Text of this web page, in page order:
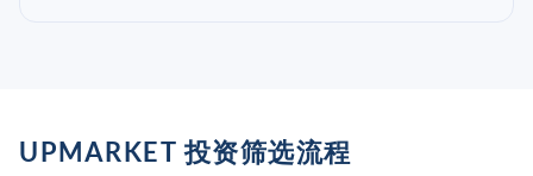
UPMARKET 投资筛选流程